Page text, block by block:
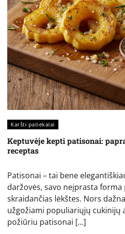
Karšti patiekalai
Keptuvėje kepti patisonai:
receptas
Patisonai – tai bene
daržovės, savo neįprasta
skraidančias lėkštes. Nors
užgožiami populiariųjų cukinijų
požiūriu patisonai […]